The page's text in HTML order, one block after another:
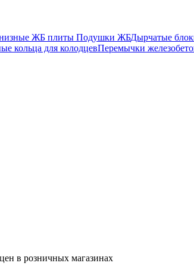
ЖБ плиты Подушки ЖБДырчатые
кольца для колодцевПеремычки
в розничных магазинах